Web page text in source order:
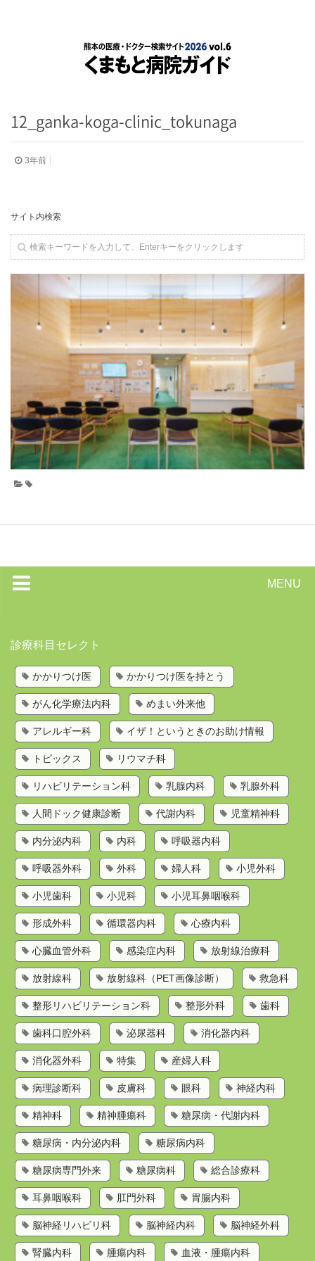
12_ganka-koga-clinic_tokunaga
3年前
サイト内検索
MENU
かかりつけ医を持とう
歯科検索
診療科目から探す
お問い合わせ
運営会社
診療科目セレクト
かかりつけ医 かかりつけ医を持とう
がん化学療法内科 めまい外来他
アレルギー科 イザ！というときのお助け情報
トピックス リウマチ科
リハビリテーション科 乳腺内科 乳腺外科
人間ドック健康診断 代謝内科 児童精神科
内分泌内科 内科 呼吸器内科
呼吸器外科 外科 婦人科 小児外科
小児歯科 小児科 小児耳鼻咽喉科
形成外科 循環器内科 心療内科
心臓血管外科 感染症内科 放射線治療科
放射線科 放射線科（PET画像診断） 救急科
整形リハビリテーション科 整形外科 歯科
歯科口腔外科 泌尿器科 消化器内科
消化器外科 特集 産婦人科
病理診断科 皮膚科 眼科 神経内科
精神科 精神腫瘍科 糖尿病・代謝内科
糖尿病・内分泌内科 糖尿病内科
糖尿病専門外来 糖尿病科 総合診療科
耳鼻咽喉科 肛門外科 胃腸内科
脳神経リハビリ科 脳神経内科 脳神経外科
腎臓内科 腫瘍内科 血液・腫瘍内科